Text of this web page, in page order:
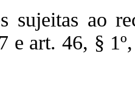
sujeitas ao
e art. 46, §